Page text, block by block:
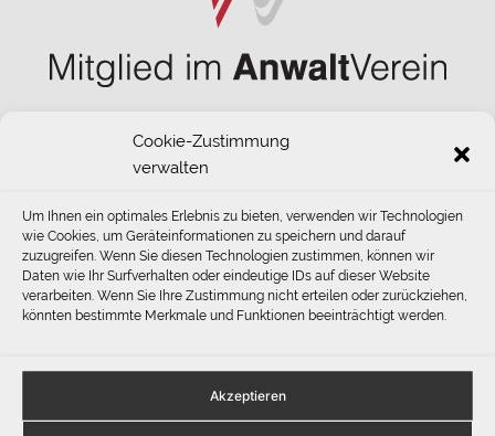
Cookie-Zustimmung
verwalten
Um Ihnen ein optimales Erlebnis zu bieten, verwenden wir Technologien
wie Cookies, um Geräteinformationen zu speichern und darauf
zuzugreifen. Wenn Sie diesen Technologien zustimmen, können wir
Daten wie Ihr Surfverhalten oder eindeutige IDs auf dieser Website
verarbeiten. Wenn Sie Ihre Zustimmung nicht erteilen oder zurückziehen,
könnten bestimmte Merkmale und Funktionen beeinträchtigt werden.
Akzeptieren